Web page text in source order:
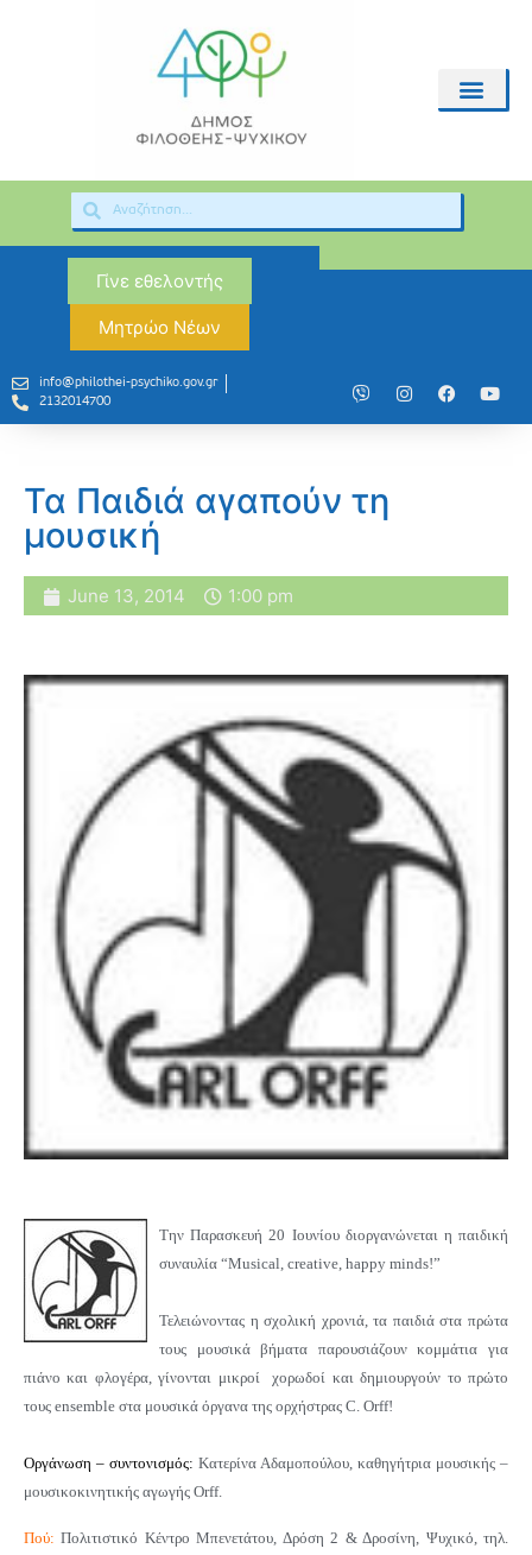
Γίνε εθελοντής
Μητρώο Νέων
info@philothei-psychiko.gov.gr
2132014700
Τα Παιδιά αγαπούν τη
μουσική
June 13, 2014 1:00 pm
Την Παρασκευή 20 Ιουνίου διοργανώνεται η παιδική
συναυλία “Musical, creative, happy minds!”
Τελειώνοντας η σχολική χρονιά, τα παιδιά στα πρώτα
τους μουσικά βήματα παρουσιάζουν κομμάτια για
πιάνο και φλογέρα, γίνονται μικροί χορωδοί και δημιουργούν το πρώτο
τους ensemble στα μουσικά όργανα της ορχήστρας C. Orff!
Οργάνωση – συντονισμός: Κατερίνα Αδαμοπούλου, καθηγήτρια μουσικής –
μουσικοκινητικής αγωγής Orff.
Πού: Πολιτιστικό Κέντρο Μπενετάτου, Δρόση 2 & Δροσίνη, Ψυχικό, τηλ.